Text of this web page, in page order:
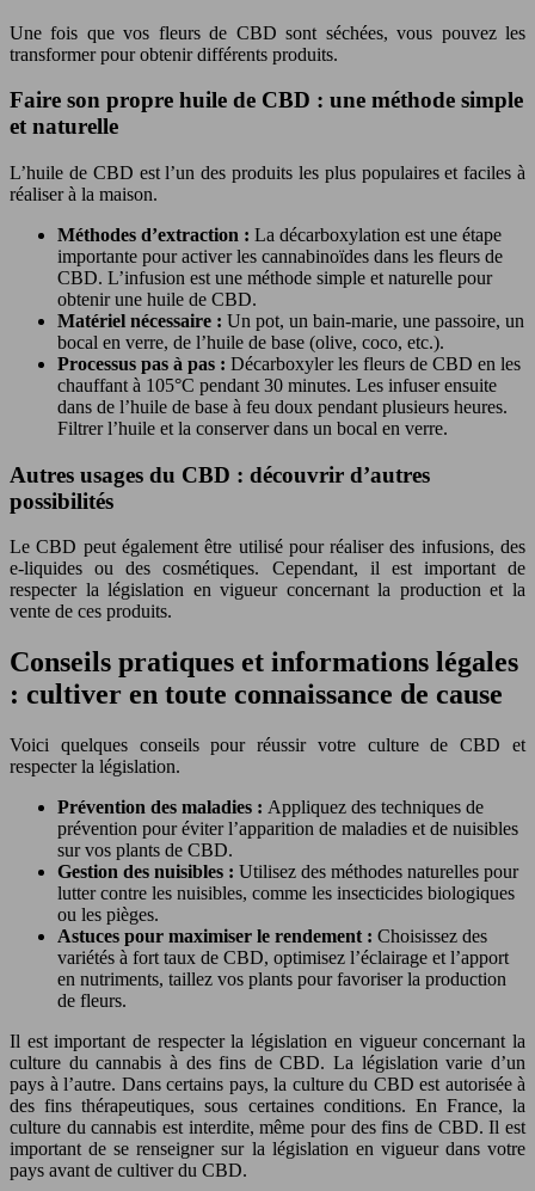
Une fois que vos fleurs de CBD sont séchées, vous pouvez les
transformer pour obtenir différents produits.
Faire son propre huile de CBD : une méthode simple
et naturelle
L’huile de CBD est l’un des produits les plus populaires et faciles à
réaliser à la maison.
Méthodes d’extraction : La décarboxylation est une étape
importante pour activer les cannabinoïdes dans les fleurs de
CBD. L’infusion est une méthode simple et naturelle pour
obtenir une huile de CBD.
Matériel nécessaire : Un pot, un bain-marie, une passoire, un
bocal en verre, de l’huile de base (olive, coco, etc.).
Processus pas à pas : Décarboxyler les fleurs de CBD en les
chauffant à 105°C pendant 30 minutes. Les infuser ensuite
dans de l’huile de base à feu doux pendant plusieurs heures.
Filtrer l’huile et la conserver dans un bocal en verre.
Autres usages du CBD : découvrir d’autres
possibilités
Le CBD peut également être utilisé pour réaliser des infusions, des
e-liquides ou des cosmétiques. Cependant, il est important de
respecter la législation en vigueur concernant la production et la
vente de ces produits.
Conseils pratiques et informations légales
: cultiver en toute connaissance de cause
Voici quelques conseils pour réussir votre culture de CBD et
respecter la législation.
Prévention des maladies : Appliquez des techniques de
prévention pour éviter l’apparition de maladies et de nuisibles
sur vos plants de CBD.
Gestion des nuisibles : Utilisez des méthodes naturelles pour
lutter contre les nuisibles, comme les insecticides biologiques
ou les pièges.
Astuces pour maximiser le rendement : Choisissez des
variétés à fort taux de CBD, optimisez l’éclairage et l’apport
en nutriments, taillez vos plants pour favoriser la production
de fleurs.
Il est important de respecter la législation en vigueur concernant la
culture du cannabis à des fins de CBD. La législation varie d’un
pays à l’autre. Dans certains pays, la culture du CBD est autorisée à
des fins thérapeutiques, sous certaines conditions. En France, la
culture du cannabis est interdite, même pour des fins de CBD. Il est
important de se renseigner sur la législation en vigueur dans votre
pays avant de cultiver du CBD.